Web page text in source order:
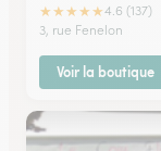
★★★★★4.6 (137)
3, rue Fenelon
Voir la boutique